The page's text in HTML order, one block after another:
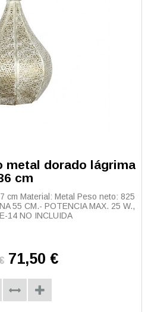
metal dorado lágrima
cm
cm Material: Metal Peso neto: 825
55 CM.- POTENCIA MAX. 25 W.,
14 NO INCLUIDA
71,50 €